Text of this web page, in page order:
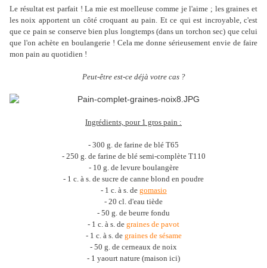
Le résultat est parfait ! La mie est moelleuse comme je l'aime ; les graines et
les noix apportent un côté croquant au pain. Et ce qui est incroyable, c'est
que ce pain se conserve bien plus longtemps (dans un torchon sec) que celui
que l'on achète en boulangerie ! Cela me donne sérieusement envie de faire
mon pain au quotidien !
Peut-être est-ce déjà votre cas ?
Ingrédients, pour 1 gros pain :
- 300 g. de farine de blé T65
- 250 g. de farine de blé semi-complète T110
- 10 g. de levure boulangère
- 1 c. à s. de sucre de canne blond en poudre
- 1 c. à s. de gomasio
- 20 cl. d'eau tiède
- 50 g. de beurre fondu
- 1 c. à s. de graines de pavot
- 1 c. à s. de graines de sésame
- 50 g. de cerneaux de noix
- 1 yaourt nature (maison ici)